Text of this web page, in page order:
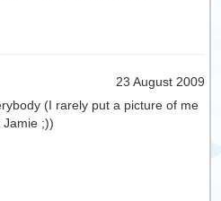
23 August 2009
(I rarely put a picture of me
;))